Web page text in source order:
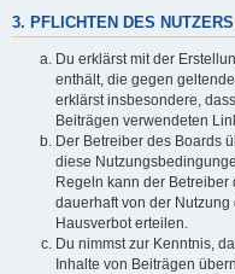
3. PFLICHTEN DES NUTZERS
Du erklärst mit der
enthält, die gegen
erklärst insbesondere,
Beiträgen verwendeten
Der Betreiber des Boards
diese
Regeln kann der
dauerhaft von der
Hausverbot erteilen.
Du nimmst zur Kenntnis,
Inhalte von Beiträgen